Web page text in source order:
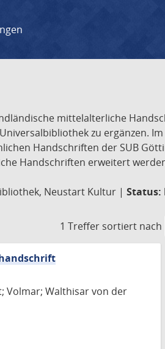
mittelalterliche
zu ergänzen.
Handschriften der SUB
Handschriften erweitert
Neustart Kultur | Status:
1 Treffer sortiert nach
Volmar; Walthisar von der